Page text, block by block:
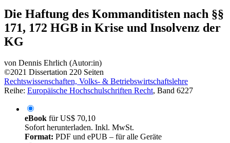
Die Haftung des Kommanditisten nach §§
171, 172 HGB in Krise und Insolvenz der
KG
von Dennis Ehrlich (Autor:in)
©2021 Dissertation 220 Seiten
Rechtswissenschaften, Volks- & Betriebswirtschaftslehre
Reihe: Europäische Hochschulschriften Recht, Band 6227
eBook fürUS$ 70,10
Sofort herunterladen. Inkl. MwSt.
Format: PDF und ePUB – für alle Geräte